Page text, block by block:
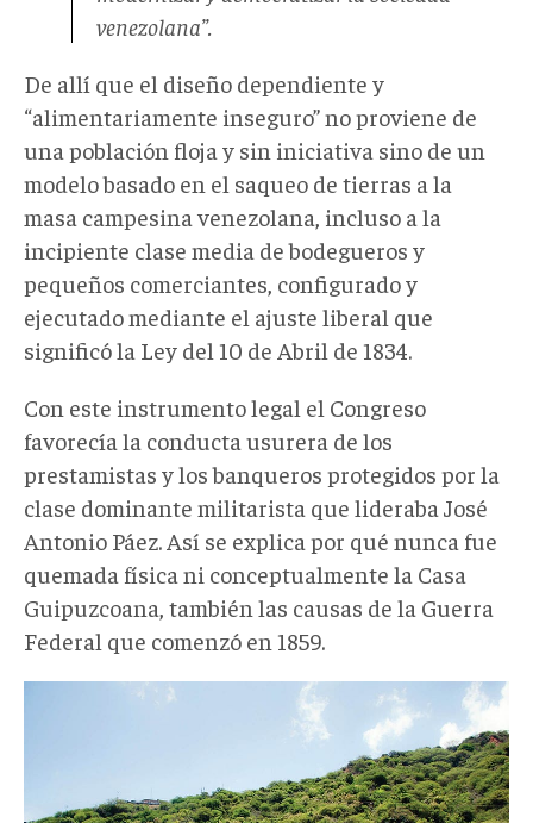
venezolana”.
De allí que el diseño dependiente y
“alimentariamente inseguro” no proviene de
una población floja y sin iniciativa sino de un
modelo basado en el saqueo de tierras a la
masa campesina venezolana, incluso a la
incipiente clase media de bodegueros y
pequeños comerciantes, configurado y
ejecutado mediante el ajuste liberal que
significó la Ley del 10 de Abril de 1834.
Con este instrumento legal el Congreso
favorecía la conducta usurera de los
prestamistas y los banqueros protegidos por la
clase dominante militarista que lideraba José
Antonio Páez. Así se explica por qué nunca fue
quemada física ni conceptualmente la Casa
Guipuzcoana, también las causas de la Guerra
Federal que comenzó en 1859.